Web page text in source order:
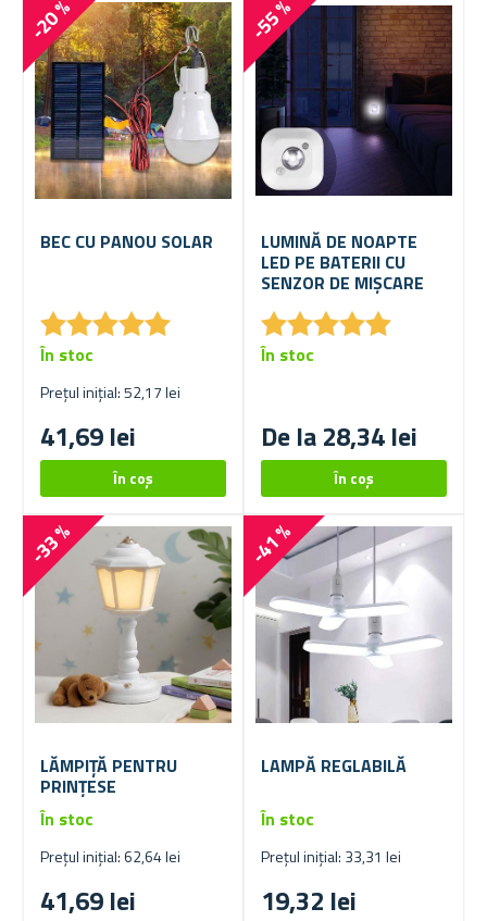
-20 %
BEC CU PANOU SOLAR
★★★★★
★★★★★
Prețul inițial: 52,17 lei
41,69 lei
În stoc
-55 %
LUMINĂ DE NOAPTE
LED PE BATERII CU
SENZOR DE MIȘCARE
★★★★★
★★★★★
De la 28,34 lei
În stoc
-33 %
LĂMPIȚĂ PENTRU
PRINȚESE
Prețul inițial: 62,64 lei
41,69 lei
În stoc
-41 %
LAMPĂ REGLABILĂ
Prețul inițial: 33,31 lei
19,32 lei
În stoc